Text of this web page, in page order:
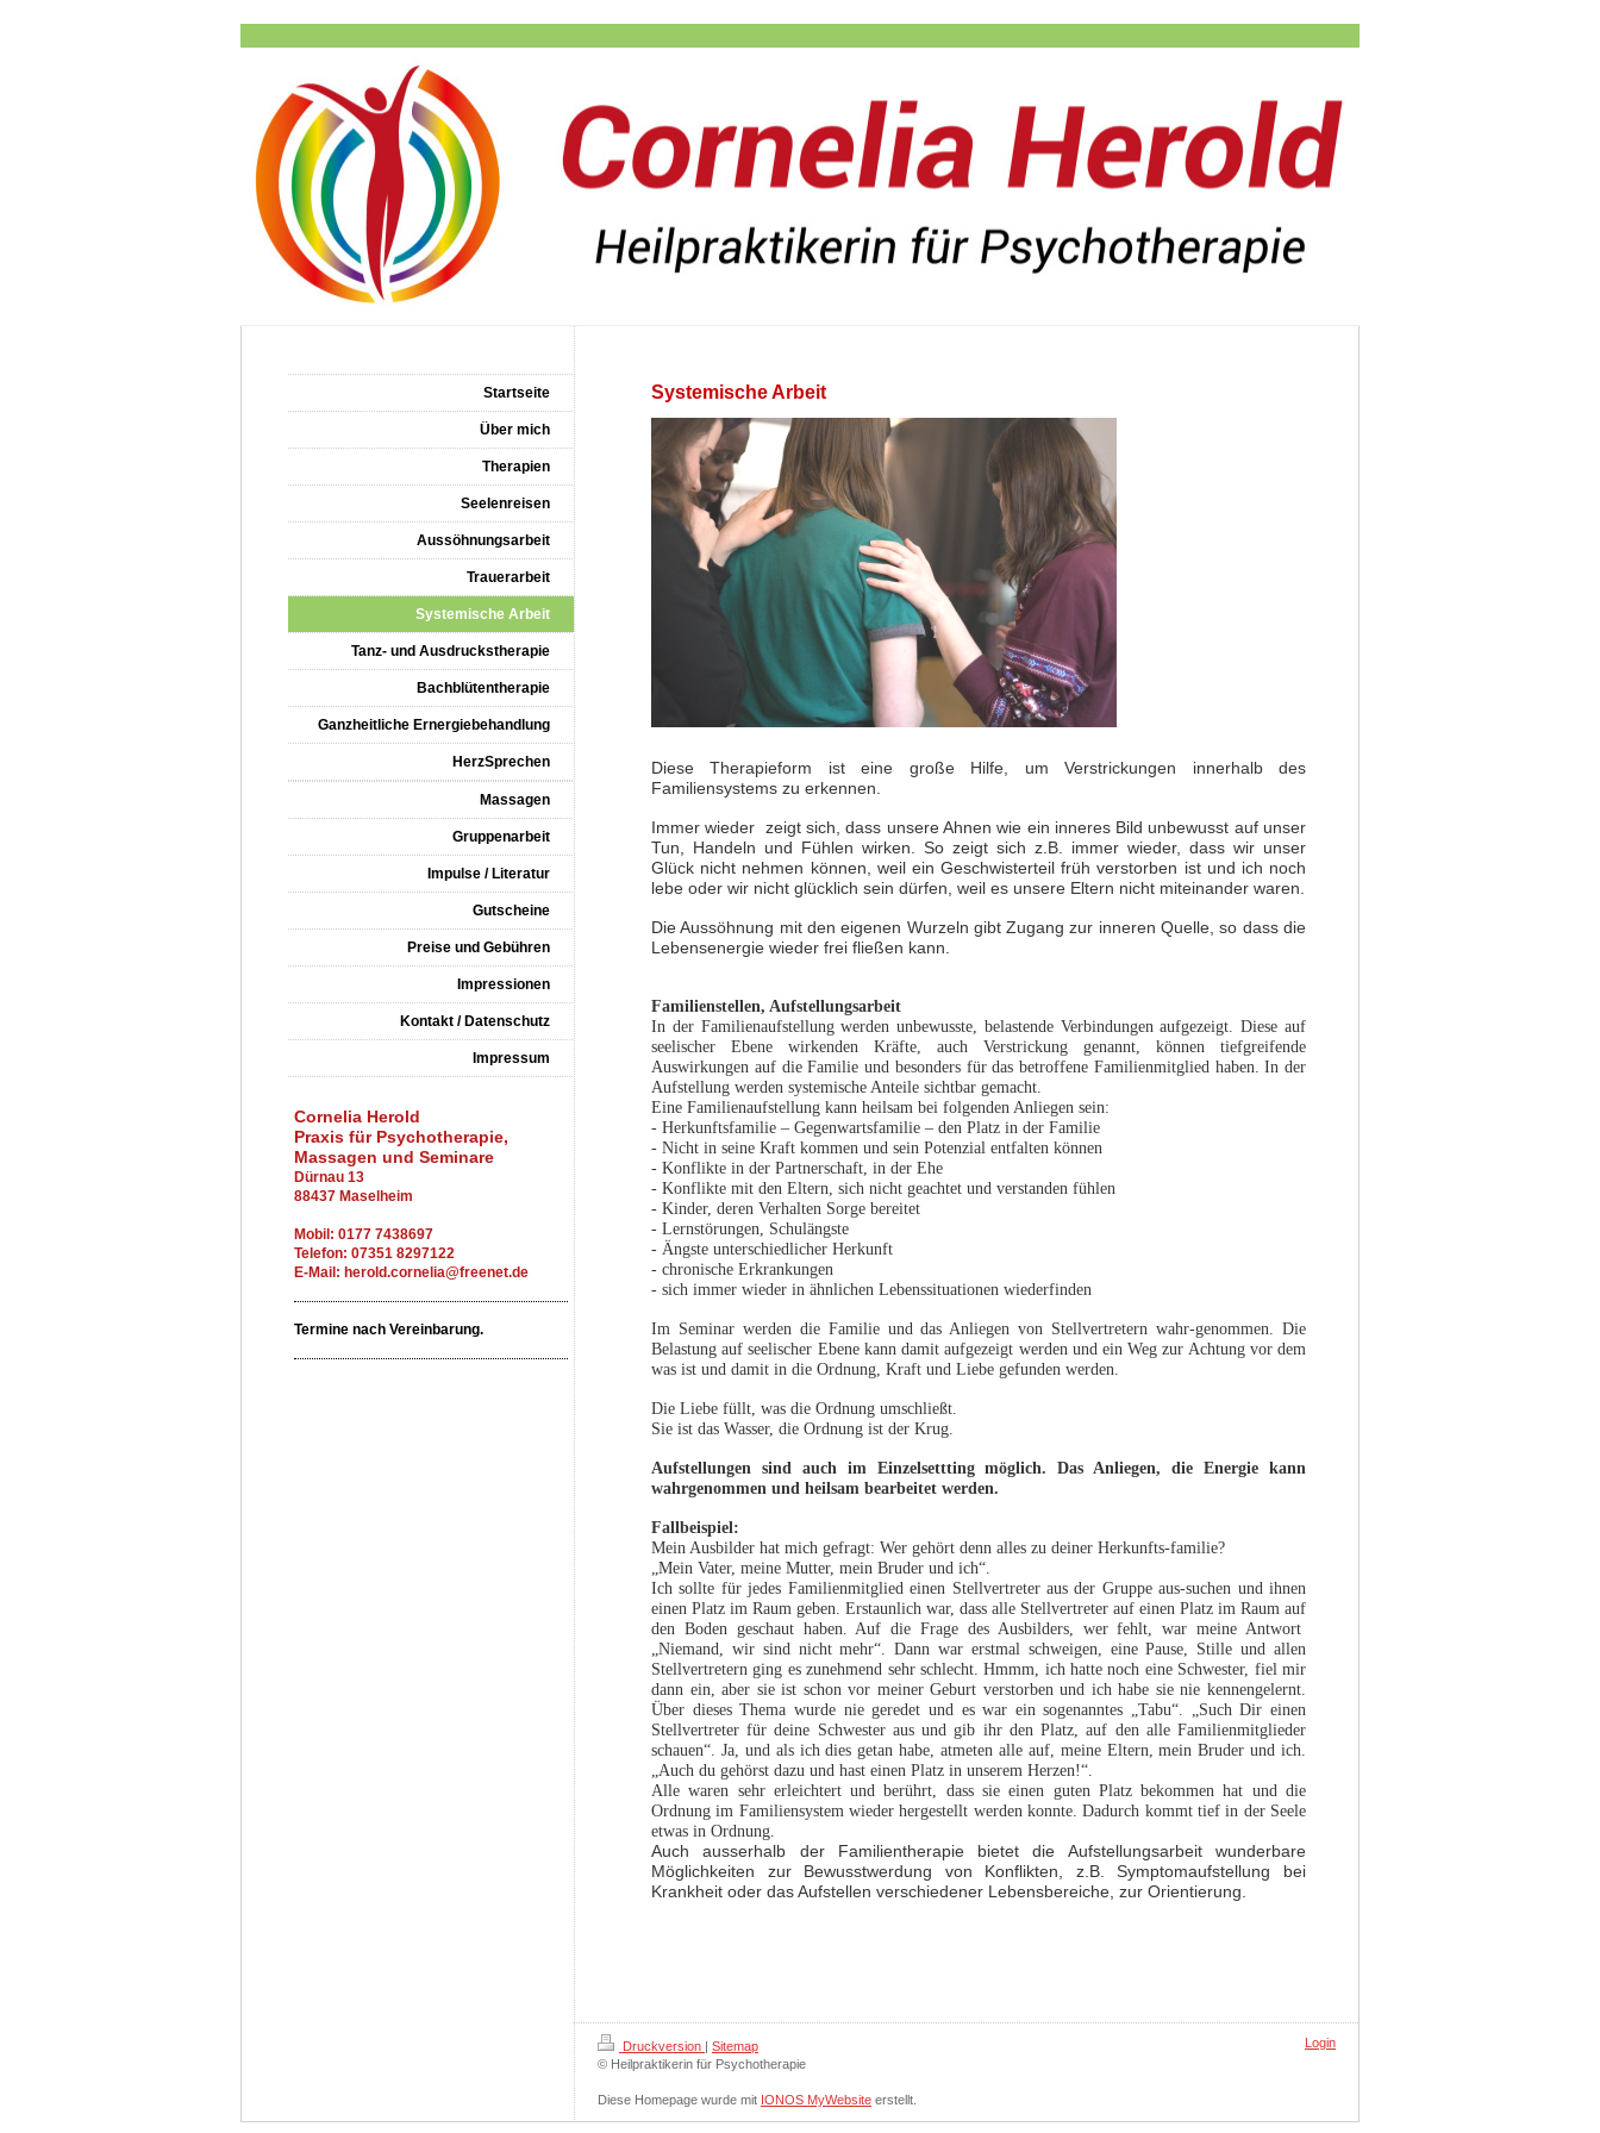
Systemische Arbeit
Diese Therapieform ist eine große Hilfe, um Verstrickungen innerhalb des
Familiensystems zu erkennen.
Immer wieder zeigt sich, dass unsere Ahnen wie ein inneres Bild unbewusst auf unser
Tun, Handeln und Fühlen wirken. So zeigt sich z.B. immer wieder, dass wir unser
Glück nicht nehmen können, weil ein Geschwisterteil früh verstorben ist und ich noch
lebe oder wir nicht glücklich sein dürfen, weil es unsere Eltern nicht miteinander waren.
Die Aussöhnung mit den eigenen Wurzeln gibt Zugang zur inneren Quelle, so dass die
Lebensenergie wieder frei fließen kann.
Familienstellen, Aufstellungsarbeit
In der Familienaufstellung werden unbewusste, belastende Verbindungen aufgezeigt. Diese auf
seelischer Ebene wirkenden Kräfte, auch Verstrickung genannt, können tiefgreifende
Auswirkungen auf die Familie und besonders für das betroffene Familienmitglied haben. In der
Aufstellung werden systemische Anteile sichtbar gemacht.
Eine Familienaufstellung kann heilsam bei folgenden Anliegen sein:
- Herkunftsfamilie – Gegenwartsfamilie – den Platz in der Familie
- Nicht in seine Kraft kommen und sein Potenzial entfalten können
- Konflikte in der Partnerschaft, in der Ehe
- Konflikte mit den Eltern, sich nicht geachtet und verstanden fühlen
- Kinder, deren Verhalten Sorge bereitet
- Lernstörungen, Schulängste
- Ängste unterschiedlicher Herkunft
- chronische Erkrankungen
- sich immer wieder in ähnlichen Lebenssituationen wiederfinden
Im Seminar werden die Familie und das Anliegen von Stellvertretern wahr-genommen. Die
Belastung auf seelischer Ebene kann damit aufgezeigt werden und ein Weg zur Achtung vor dem
was ist und damit in die Ordnung, Kraft und Liebe gefunden werden.
Die Liebe füllt, was die Ordnung umschließt.
Sie ist das Wasser, die Ordnung ist der Krug.
Aufstellungen sind auch im Einzelsettting möglich. Das Anliegen, die Energie kann
wahrgenommen und heilsam bearbeitet werden.
Fallbeispiel:
Mein Ausbilder hat mich gefragt: Wer gehört denn alles zu deiner Herkunfts-familie?
„Mein Vater, meine Mutter, mein Bruder und ich“.
Ich sollte für jedes Familienmitglied einen Stellvertreter aus der Gruppe aus-suchen und ihnen
einen Platz im Raum geben. Erstaunlich war, dass alle Stellvertreter auf einen Platz im Raum auf
den Boden geschaut haben. Auf die Frage des Ausbilders, wer fehlt, war meine Antwort
„Niemand, wir sind nicht mehr“. Dann war erstmal schweigen, eine Pause, Stille und allen
Stellvertretern ging es zunehmend sehr schlecht. Hmmm, ich hatte noch eine Schwester, fiel mir
dann ein, aber sie ist schon vor meiner Geburt verstorben und ich habe sie nie kennengelernt.
Über dieses Thema wurde nie geredet und es war ein sogenanntes „Tabu“. „Such Dir einen
Stellvertreter für deine Schwester aus und gib ihr den Platz, auf den alle Familienmitglieder
schauen“. Ja, und als ich dies getan habe, atmeten alle auf, meine Eltern, mein Bruder und ich.
„Auch du gehörst dazu und hast einen Platz in unserem Herzen!“.
Alle waren sehr erleichtert und berührt, dass sie einen guten Platz bekommen hat und die
Ordnung im Familiensystem wieder hergestellt werden konnte. Dadurch kommt tief in der Seele
etwas in Ordnung.
Auch ausserhalb der Familientherapie bietet die Aufstellungsarbeit wunderbare
Möglichkeiten zur Bewusstwerdung von Konflikten, z.B. Symptomaufstellung bei
Krankheit oder das Aufstellen verschiedener Lebensbereiche, zur Orientierung
Startseite
Über mich
Therapien
Seelenreisen
Aussöhnungsarbeit
Trauerarbeit
Systemische Arbeit
Tanz- und Ausdruckstherapie
Bachblütentherapie
Ganzheitliche Ernergiebehandlung
HerzSprechen
Massagen
Gruppenarbeit
Impulse / Literatur
Gutscheine
Preise und Gebühren
Impressionen
Kontakt / Datenschutz
Impressum
Cornelia Herold
Praxis für Psychotherapie,
Massagen und Seminare
Dürnau 13
88437 Maselheim
Mobil: 0177 7438697
Telefon: 07351 8297122
E-Mail: herold.cornelia@freenet.de
Termine nach Vereinbarung.
Druckversion | Sitemap
© Heilpraktikerin für Psychotherapie
Diese Homepage wurde mit IONOS MyWebsite erstellt.
Login